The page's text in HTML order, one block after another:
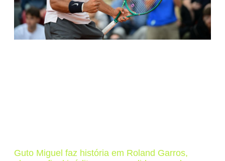
Guto Miguel faz história em Roland Garros,